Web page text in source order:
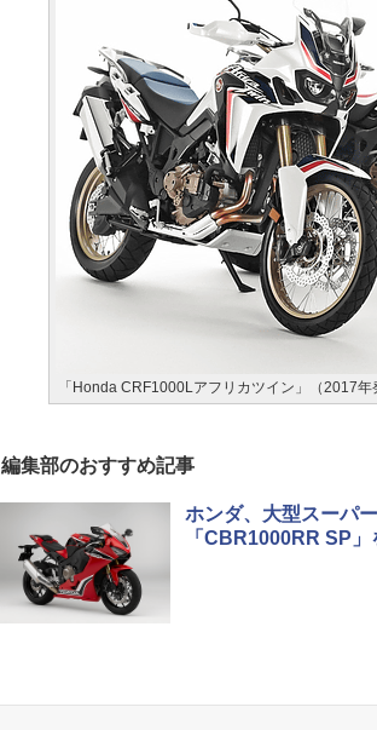
「Honda CRF1000Lアフリカツイン」（2017年
編集部のおすすめ記事
ホンダ、大型スーパ
「CBR1000RR SP